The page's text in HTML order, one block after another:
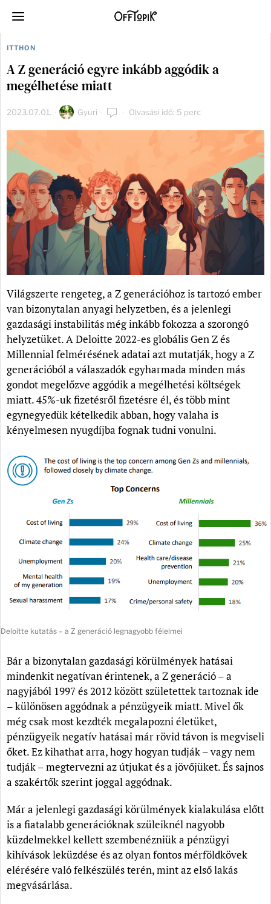
ITTHON
A Z generáció egyre inkább aggódik a
megélhetése miatt
2023.07.01. Gyuri Olvasási idő: 5 perc
Világszerte rengeteg, a Z generációhoz is tartozó ember
van bizonytalan anyagi helyzetben, és a jelenlegi
gazdasági instabilitás még inkább fokozza a szorongó
helyzetüket. A Deloitte 2022-es globális Gen Z és
Millennial felmérésének adatai azt mutatják, hogy a Z
generációból a válaszadók egyharmada minden más
gondot megelőzve aggódik a megélhetési költségek
miatt. 45%-uk fizetésről fizetésre él, és több mint
egynegyedük kételkedik abban, hogy valaha is
kényelmesen nyugdíjba fognak tudni vonulni.
Deloitte kutatás – a Z generáció legnagyobb félelmei
Bár a bizonytalan gazdasági körülmények hatásai
mindenkit negatívan érintenek, a Z generáció – a
nagyjából 1997 és 2012 között születettek tartoznak ide
– különösen aggódnak a pénzügyeik miatt. Mivel ők
még csak most kezdték megalapozni életüket,
pénzügyeik negatív hatásai már rövid távon is megviseli
őket. Ez kihathat arra, hogy hogyan tudják – vagy nem
tudják – megtervezni az útjukat és a jövőjüket. És sajnos
a szakértők szerint joggal aggódnak.
Már a jelenlegi gazdasági körülmények kialakulása előtt
is a fiatalabb generációknak szüleiknél nagyobb
küzdelmekkel kellett szembenézniük a pénzügyi
kihívások leküzdése és az olyan fontos mérföldkövek
elérésére való felkészülés terén, mint az első lakás
megvásárlása.